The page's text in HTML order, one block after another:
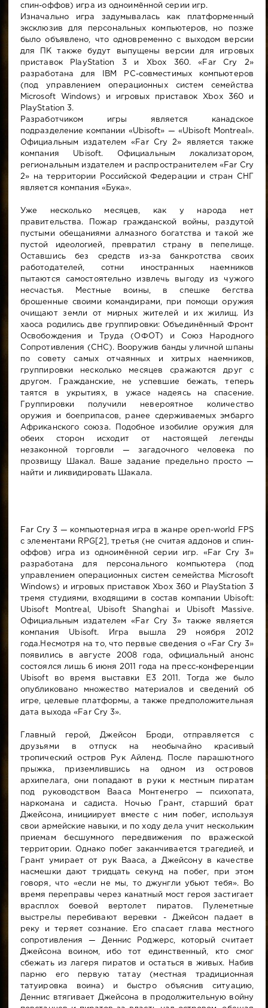
спин-оффов) игра из одноимённой серии игр.
Изначально игра задумывалась как платформенный
эксклюзив для персональных компьютеров, но позже
было объявлено, что одновременно с выходом версии
для ПК также будут выпущены версии для игровых
приставок PlayStation 3 и Xbox 360. «Far Cry 2»
разработана для IBM PC-совместимых компьютеров
(под управлением операционных систем семейства
Microsoft Windows) и игровых приставок Xbox 360 и
PlayStation 3.
Разработчиком игры является канадское
подразделение компании «Ubisoft» — «Ubisoft Montreal».
Официальным издателем «Far Cry 2» является также
компания Ubisoft. Официальным локализатором,
региональным издателем и распространителем «Far Cry
2» на территории Российской Федерации и стран СНГ
является компания «Бука».
Уже несколько месяцев, как у народа нет
правительства. Пожар гражданской войны, раздутой
пустыми обещаниями алмазного богатства и такой же
пустой идеологией, превратил страну в пепелище.
Оставшись без средств из-за банкротства своих
работодателей, сотни иностранных наемников
пытаются самостоятельно извлечь выгоду из чужого
несчастья. Местные воины, в спешке бегства
брошенные своими командирами, при помощи оружия
очищают земли от мирных жителей и их жилищ. Из
хаоса родились две группировки: Объединённый Фронт
Освобождения и Труда (ОФОТ) и Союз Народного
Сопротивления (СНС). Вооружив банды уличной шпаны
по совету самых отчаянных и хитрых наемников,
группировки несколько месяцев сражаются друг с
другом. Гражданские, не успевшие бежать, теперь
таятся в укрытиях, в ужасе надеясь на спасение.
Группировки получили невероятное количество
оружия и боеприпасов, ранее сдерживаемых эмбарго
Африканского союза. Подобное изобилие оружия для
обеих сторон исходит от настоящей легенды
незаконной торговли — загадочного человека по
прозвищу Шакал. Ваше задание предельно просто —
найти и ликвидировать Шакала.
Far Cry 3 — компьютерная игра в жанре open-world FPS
с элементами RPG[2], третья (не считая аддонов и спин-
оффов) игра из одноимённой серии игр. «Far Cry 3»
разработана для персонального компьютера (под
управлением операционных систем семейства Microsoft
Windows) и игровых приставок Xbox 360 и PlayStation 3
тремя студиями, входящими в состав компании Ubisoft:
Ubisoft Montreal, Ubisoft Shanghai и Ubisoft Massive.
Официальным издателем «Far Cry 3» также является
компания Ubisoft. Игра вышла 29 ноября 2012
года.Несмотря на то, что первые сведения о «Far Cry 3»
появились в августе 2008 года, официальный анонс
состоялся лишь 6 июня 2011 года на пресс-конференции
Ubisoft во время выставки E3 2011. Тогда же было
опубликовано множество материалов и сведений об
игре, целевые платформы, а также предположительная
дата выхода «Far Cry 3».
Главный герой, Джейсон Броди, отправляется с
друзьями в отпуск на необычайно красивый
тропический остров Рук Айленд. После парашютного
прыжка, приземлившись на одном из островов
архипелага, они попадают в руки к местным пиратам
под руководством Вааса Монтенегро — психопата,
наркомана и садиста. Ночью Грант, старший брат
Джейсона, инициирует вместе с ним побег, используя
свои армейские навыки, и по ходу дела учит нескольким
приемам бесшумного передвижения по вражеской
территории. Однако побег заканчивается трагедией, и
Грант умирает от рук Вааса, а Джейсону в качестве
насмешки дают тридцать секунд на побег, при этом
говоря, что «если не мы, то джунгли убьют тебя». Во
время переправы через канатный мост героя застигает
врасплох боевой вертолет пиратов. Пулеметные
выстрелы перебивают веревки - Джейсон падает в
реку и теряет сознание. Его спасает глава местного
сопротивления — Деннис Роджерс, который считает
Джейсона воином, ибо тот единственный, кто смог
сбежать из лагеря пиратов и остаться в живых. Набив
парню его первую татау (местная традиционная
татуировка воина) и быстро объяснив ситуацию,
Деннис втягивает Джейсона в продолжительную войну